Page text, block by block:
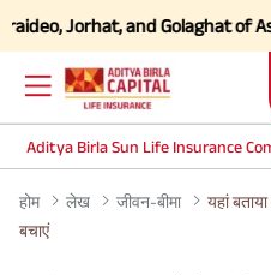
and Golaghat of Assam
Aditya Birla Sun Life Insurance
होम लेख जीवन-बीमा
यहां
बचाएं